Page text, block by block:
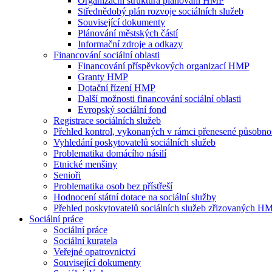
Střednědobý plán rozvoje sociálních služeb
Související dokumenty
Plánování městských částí
Informační zdroje a odkazy
Financování sociální oblasti
Financování příspěvkových organizací HMP
Granty HMP
Dotační řízení HMP
Další možnosti financování sociální oblasti
Evropský sociální fond
Registrace sociálních služeb
Přehled kontrol, vykonaných v rámci přenesené
Vyhledání poskytovatelů sociálních služeb
Problematika domácího násilí
Etnické menšiny
Senioři
Problematika osob bez přístřeší
Hodnocení státní dotace na sociální služby
Přehled poskytovatelů sociálních služeb zřizovaných
Sociální práce
Sociální práce
Sociální kuratela
Veřejné opatrovnictví
Související dokumenty